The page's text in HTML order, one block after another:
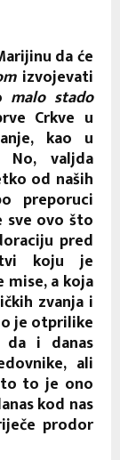
da će
izvojevati
malo stado
Crkve u
kao u
valjda
od naših
preporuci
sve ovo što
pred
tvi koju je
a koja
zvanja i
je otprilike
da i danas
ali
to je ono
kod nas
prodor